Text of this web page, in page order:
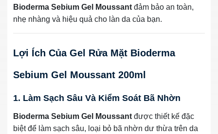
Bioderma Sebium Gel Moussant đảm bảo an toàn,
nhẹ nhàng và hiệu quả cho làn da của bạn.
Lợi Ích Của Gel Rửa Mặt Bioderma
Sebium Gel Moussant 200ml
1. Làm Sạch Sâu Và Kiểm Soát Bã Nhờn
Bioderma Sebium Gel Moussant được thiết kế đặc
biệt để làm sạch sâu, loại bỏ bã nhờn dư thừa trên da